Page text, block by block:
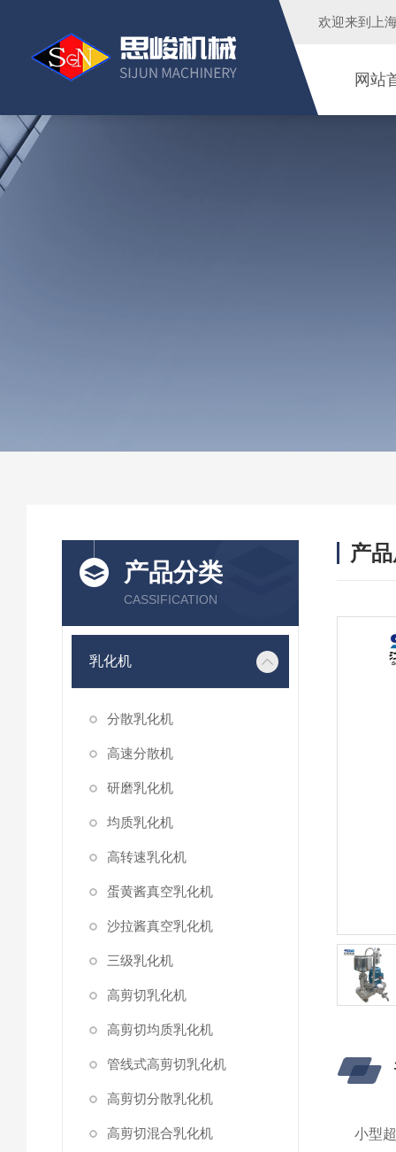
欢迎来到 上
网站
产品分类
CASSIFICATION
乳化机
分散乳化机
高速分散机
研磨乳化机
均质乳化机
高转速乳化机
蛋黄酱真空乳化机
沙拉酱真空乳化机
三级乳化机
高剪切乳化机
高剪切均质乳化机
管线式高剪切乳化机
高剪切分散乳化机
高剪切混合乳化机
产
小型